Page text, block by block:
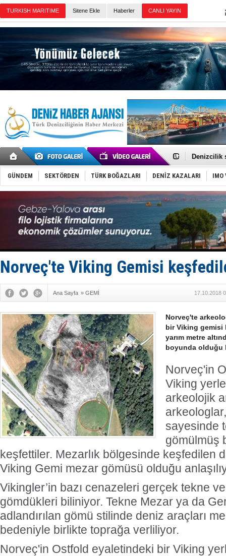
TURKISH MARITIME Sitene Ekle Haberler CANLI YAYIN
Rusya,
Denizcilik
‘14.
Taksi
TÜRKLİM
SOCAR
Dünyanın
Keşfedildi:
Van’da
GÜNDEM SEKTÖRDEN TÜRK BOĞAZLARI DENİZ KAZALARI IMO
Norveç'te Viking Gemisi
Ana Sayfa » GEMİ 17.10.2018
Norveç'te
bir Viking gemisi
yarım metre
boyunda olduğu
Norveç'in
Viking
arkeolojik
sayesinde
gömülmüş
keşfettiler. Mezarlık bölgesinde keşfedilen
Viking Gemi mezar gömüsü olduğu
Vikingler’in bazı cenazeleri gerçek tekne
gömdükleri biliniyor. Tekne Mezar ya da
adlandırılan gömü stilinde deniz araçları
bedeniyle birlikte toprağa verliliyor.
Norveç'in Ostfold eyaletindeki bir Viking